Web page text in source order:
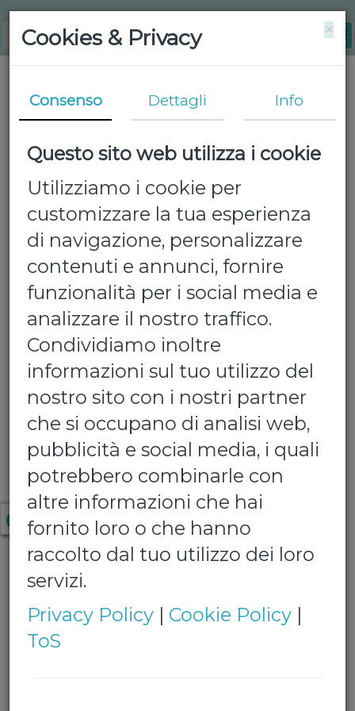
Vera
Confezione da 6 bottiglie da 1,5 L
€ 3,80
Quantita':
×
Cookies & Privacy
Consenso Dettagli Info
Questo sito web utilizza i cookie
Utilizziamo i cookie per
customizzare la tua esperienza
di navigazione, personalizzare
contenuti e annunci, fornire
funzionalità per i social media e
analizzare il nostro traffico.
Condividiamo inoltre
informazioni sul tuo utilizzo del
nostro sito con i nostri partner
che si occupano di analisi web,
pubblicità e social media, i quali
potrebbero combinarle con
altre informazioni che hai
fornito loro o che hanno
raccolto dal tuo utilizzo dei loro
servizi.
Privacy Policy | Cookie Policy |
ToS